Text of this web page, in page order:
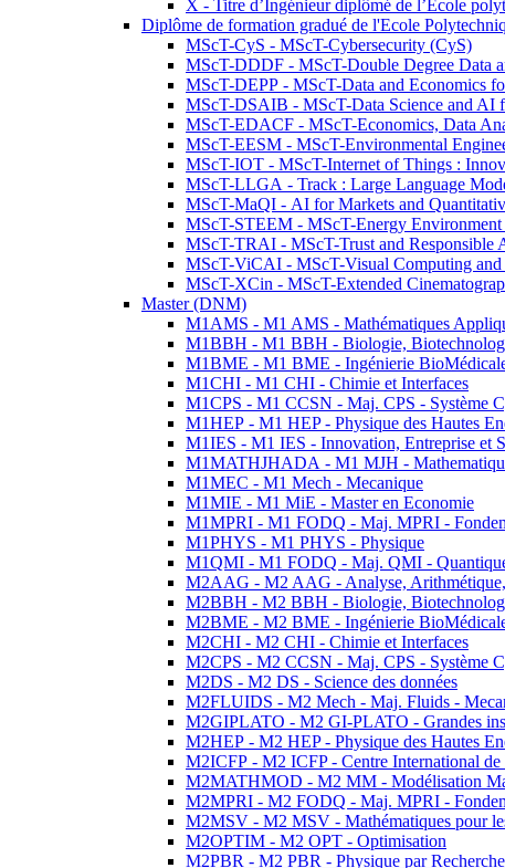
X - Titre d’Ingénieur diplômé de l’École
Diplôme de formation gradué de l'Ecole
MScT-CyS - MScT-Cybersecurity (CyS)
MScT-DDDF - MScT-Double Degree Data
MScT-DEPP - MScT-Data and Economics
MScT-DSAIB - MScT-Data Science and AI
MScT-EDACF - MScT-Economics, Data
MScT-EESM - MScT-Environmental
MScT-IOT - MScT-Internet of Things :
MScT-LLGA - Track : Large Language
MScT-MaQI - AI for Markets and
MScT-STEEM - MScT-Energy
MScT-TRAI - MScT-Trust and Responsible
MScT-ViCAI - MScT-Visual Computing
MScT-XCin - MScT-Extended
Master (DNM)
M1AMS - M1 AMS - Mathématiques
M1BBH - M1 BBH - Biologie,
M1BME - M1 BME - Ingénierie
M1CHI - M1 CHI - Chimie et Interfaces
M1CPS - M1 CCSN - Maj. CPS - Système
M1HEP - M1 HEP - Physique des Hautes
M1IES - M1 IES - Innovation, Entreprise et
M1MATHJHADA - M1 MJH -
M1MEC - M1 Mech - Mecanique
M1MIE - M1 MiE - Master en Economie
M1MPRI - M1 FODQ - Maj. MPRI -
M1PHYS - M1 PHYS - Physique
M1QMI - M1 FODQ - Maj. QMI -
M2AAG - M2 AAG - Analyse,
M2BBH - M2 BBH - Biologie,
M2BME - M2 BME - Ingénierie
M2CHI - M2 CHI - Chimie et Interfaces
M2CPS - M2 CCSN - Maj. CPS - Système
M2DS - M2 DS - Science des données
M2FLUIDS - M2 Mech - Maj. Fluids -
M2GIPLATO - M2 GI-PLATO - Grandes
M2HEP - M2 HEP - Physique des Hautes
M2ICFP - M2 ICFP - Centre International de
M2MATHMOD - M2 MM - Modélisation
M2MPRI - M2 FODQ - Maj. MPRI -
M2MSV - M2 MSV - Mathématiques pour
M2OPTIM - M2 OPT - Optimisation
M2PBR - M2 PBR - Physique par Recherche